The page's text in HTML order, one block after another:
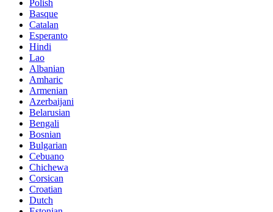
Polish
Basque
Catalan
Esperanto
Hindi
Lao
Albanian
Amharic
Armenian
Azerbaijani
Belarusian
Bengali
Bosnian
Bulgarian
Cebuano
Chichewa
Corsican
Croatian
Dutch